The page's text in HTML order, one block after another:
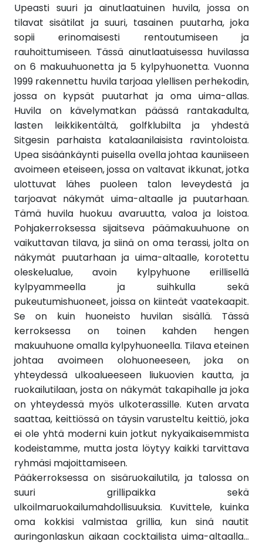
Upeasti suuri ja ainutlaatuinen huvila, jossa on
tilavat sisätilat ja suuri, tasainen puutarha, joka
sopii erinomaisesti rentoutumiseen ja
rauhoittumiseen. Tässä ainutlaatuisessa huvilassa
on 6 makuuhuonetta ja 5 kylpyhuonetta. Vuonna
1999 rakennettu huvila tarjoaa ylellisen perhekodin,
jossa on kypsät puutarhat ja oma uima-allas.
Huvila on kävelymatkan päässä rantakadulta,
lasten leikkikentältä, golfklubilta ja yhdestä
Sitgesin parhaista katalaanilaisista ravintoloista.
Upea sisäänkäynti puisella ovella johtaa kauniiseen
avoimeen eteiseen, jossa on valtavat ikkunat, jotka
ulottuvat lähes puoleen talon leveydestä ja
tarjoavat näkymät uima-altaalle ja puutarhaan.
Tämä huvila huokuu avaruutta, valoa ja loistoa.
Pohjakerroksessa sijaitseva päämakuuhuone on
vaikuttavan tilava, ja siinä on oma terassi, jolta on
näkymät puutarhaan ja uima-altaalle, korotettu
oleskelualue, avoin kylpyhuone erillisellä
kylpyammeella ja suihkulla sekä
pukeutumishuoneet, joissa on kiinteät vaatekaapit.
Se on kuin huoneisto huvilan sisällä. Tässä
kerroksessa on toinen kahden hengen
makuuhuone omalla kylpyhuoneella. Tilava eteinen
johtaa avoimeen olohuoneeseen, joka on
yhteydessä ulkoalueeseen liukuovien kautta, ja
ruokailutilaan, josta on näkymät takapihalle ja joka
on yhteydessä myös ulkoterassille. Kuten arvata
saattaa, keittiössä on täysin varusteltu keittiö, joka
ei ole yhtä moderni kuin jotkut nykyaikaisemmista
kodeistamme, mutta josta löytyy kaikki tarvittava
ryhmäsi majoittamiseen.
Pääkerroksessa on sisäruokailutila, ja talossa on
suuri grillipaikka sekä
ulkoilmaruokailumahdollisuuksia. Kuvittele, kuinka
oma kokkisi valmistaa grillia, kun sinä nautit
auringonlaskun aikaan cocktailista uima-altaalla...